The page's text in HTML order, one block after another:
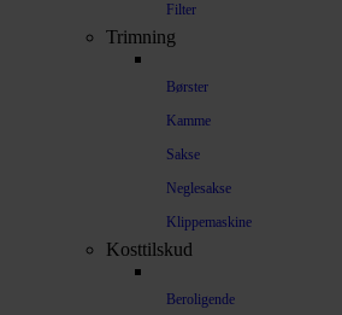
Filter
Trimning
Børster
Kamme
Sakse
Neglesakse
Klippemaskine
Kosttilskud
Beroligende